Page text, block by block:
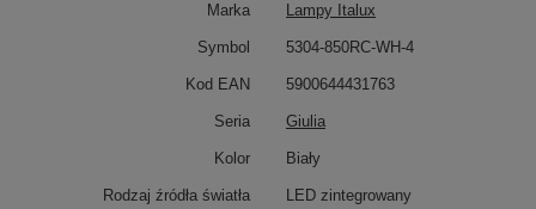
Marka Lampy Italux
Symbol 5304-850RC-WH-4
Kod EAN 5900644431763
Seria Giulia
Kolor Biały
Rodzaj źródła światła LED zintegrowany